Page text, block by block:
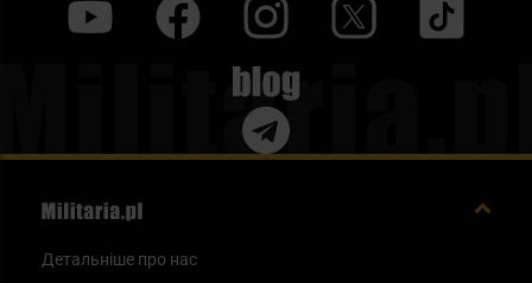
Blog
Детальніше про нас